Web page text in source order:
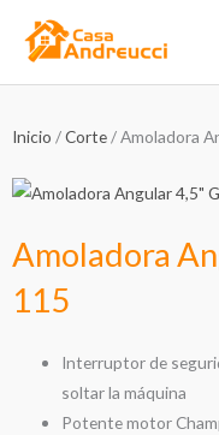
Inicio /Corte/ Amoladora
Amoladora
115
Interruptor de
soltar la máquina
Potente motor